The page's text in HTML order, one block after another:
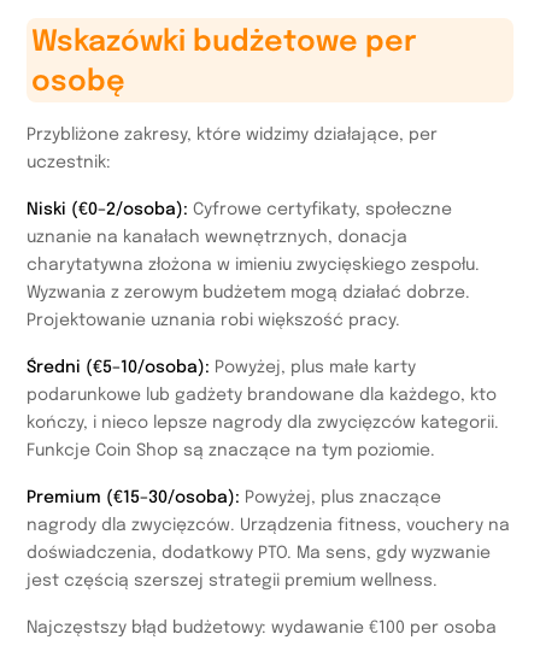
Wskazówki budżetowe per
osobę
Przybliżone zakresy, które widzimy działające, per
uczestnik:
Niski (€0–2/osoba): Cyfrowe certyfikaty, społeczne
uznanie na kanałach wewnętrznych, donacja
charytatywna złożona w imieniu zwycięskiego zespołu.
Wyzwania z zerowym budżetem mogą działać dobrze.
Projektowanie uznania robi większość pracy.
Średni (€5–10/osoba): Powyżej, plus małe karty
podarunkowe lub gadżety brandowane dla każdego, kto
kończy, i nieco lepsze nagrody dla zwycięzców kategorii.
Funkcje Coin Shop są znaczące na tym poziomie.
Premium (€15–30/osoba): Powyżej, plus znaczące
nagrody dla zwycięzców. Urządzenia fitness, vouchery na
doświadczenia, dodatkowy PTO. Ma sens, gdy wyzwanie
jest częścią szerszej strategii premium wellness.
Najczęstszy błąd budżetowy: wydawanie €100 per osoba